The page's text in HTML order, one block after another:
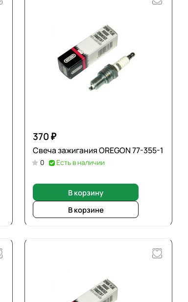
370 ₽
Свеча зажигания OREGON 77-355-1
0 Есть в наличии
В корзину
В корзине